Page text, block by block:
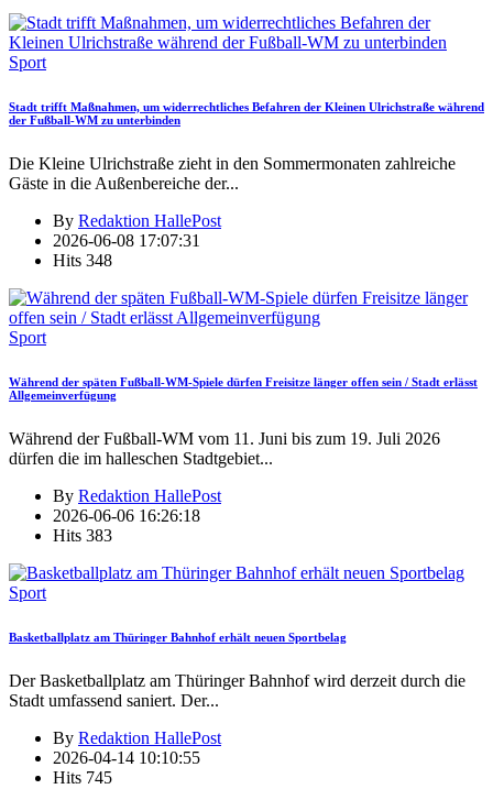
Sport
Stadt trifft Maßnahmen, um widerrechtliches Befahren der Kleinen Ulrichstraße während
der Fußball-WM zu unterbinden
Die Kleine Ulrichstraße zieht in den Sommermonaten zahlreiche
Gäste in die Außenbereiche der...
By Redaktion HallePost
2026-06-08 17:07:31
Hits 348
Sport
Während der späten Fußball-WM-Spiele dürfen Freisitze länger offen sein / Stadt erlässt
Allgemeinverfügung
Während der Fußball-WM vom 11. Juni bis zum 19. Juli 2026
dürfen die im halleschen Stadtgebiet...
By Redaktion HallePost
2026-06-06 16:26:18
Hits 383
Sport
Basketballplatz am Thüringer Bahnhof erhält neuen Sportbelag
Der Basketballplatz am Thüringer Bahnhof wird derzeit durch die
Stadt umfassend saniert. Der...
By Redaktion HallePost
2026-04-14 10:10:55
Hits 745